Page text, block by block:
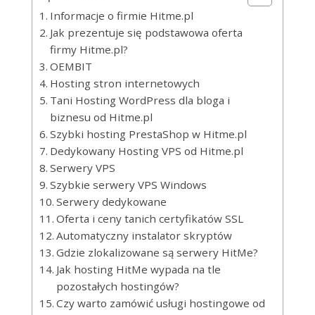
Informacje o firmie Hitme.pl
Jak prezentuje się podstawowa oferta
firmy Hitme.pl?
OEMBIT
Hosting stron internetowych
Tani Hosting WordPress dla bloga i
biznesu od Hitme.pl
Szybki hosting PrestaShop w Hitme.pl
Dedykowany Hosting VPS od Hitme.pl
Serwery VPS
Szybkie serwery VPS Windows
Serwery dedykowane
Oferta i ceny tanich certyfikatów SSL
Automatyczny instalator skryptów
Gdzie zlokalizowane są serwery HitMe?
Jak hosting HitMe wypada na tle
pozostałych hostingów?
Czy warto zamówić usługi hostingowe od